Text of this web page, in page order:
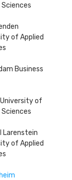
Sciences
of Applied
Business
of
Sciences
Larenstein
of Applied